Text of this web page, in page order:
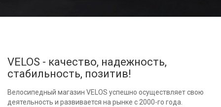
VELOS - качество, надежность,
стабильность, позитив!
Велосипедный магазин VELOS успешно осуществляет свою
деятельность и развивается на рынке с 2000-го года.